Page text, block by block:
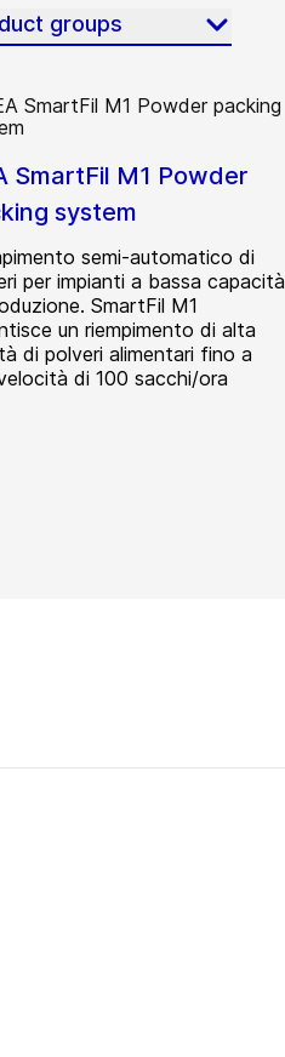
groups
SmartFil M1 Powder
system
semi-automatico di
per impianti a bassa capacità
SmartFil M1
un riempimento di alta
di polveri alimentari fino a
di 100 sacchi/ora